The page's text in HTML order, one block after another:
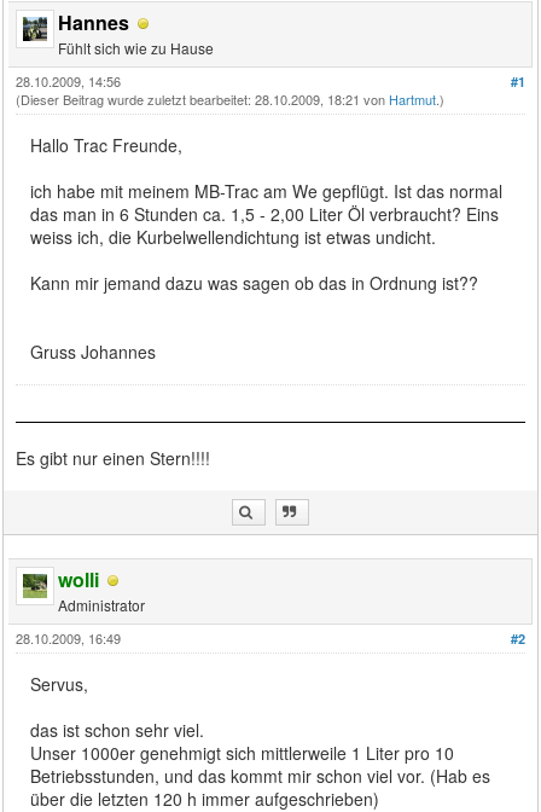
Hannes
Fühlt sich wie zu Hause
#1
28.10.2009, 14:56
(Dieser Beitrag wurde zuletzt bearbeitet: 28.10.2009, 18:21 von Hartmut.)
Hallo Trac Freunde,
ich habe mit meinem MB-Trac am We gepflügt. Ist das normal
das man in 6 Stunden ca. 1,5 - 2,00 Liter Öl verbraucht? Eins
weiss ich, die Kurbelwellendichtung ist etwas undicht.
Kann mir jemand dazu was sagen ob das in Ordnung ist??
Gruss Johannes
Es gibt nur einen Stern!!!!
wolli
Administrator
#2
28.10.2009, 16:49
Servus,
das ist schon sehr viel.
Unser 1000er genehmigt sich mittlerweile 1 Liter pro 10
Betriebsstunden, und das kommt mir schon viel vor. (Hab es
über die letzten 120 h immer aufgeschrieben)